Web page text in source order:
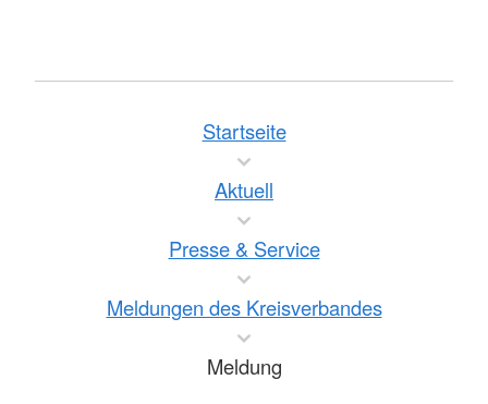
Startseite
Aktuell
Presse & Service
Meldungen des Kreisverbandes
Meldung